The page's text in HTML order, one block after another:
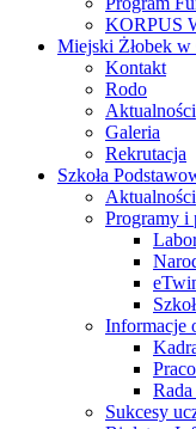
KORPUS
Miejski Żłobek w
Kontakt
Rodo
Aktualności
Galeria
Rekrutacja
Szkoła
Aktualności
Programy i
Informacje
Sukcesy